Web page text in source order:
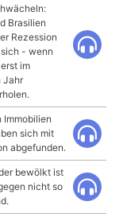
Brasilien
Rezession
- wenn
im
Jahr
Immobilien
sich mit
abgefunden.
bewölkt ist
nicht so